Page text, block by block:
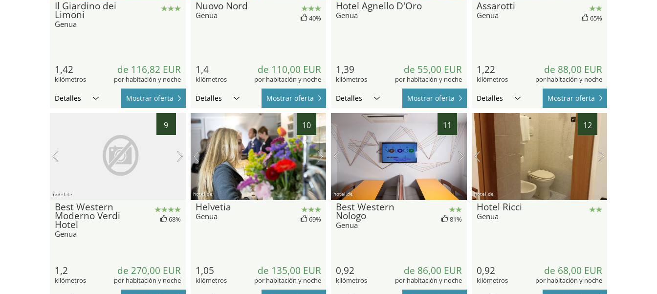
Il Giardino dei
Limoni
Genua
1,42
kilómetros
de 116,82 EUR
por habitación y noche
Detalles Mostrar oferta
Nuovo Nord
Genua 40%
1,4
kilómetros
de 110,00 EUR
por habitación y noche
Detalles Mostrar oferta
Hotel Agnello D'Oro
Genua
1,39
kilómetros
de 55,00 EUR
por habitación y noche
Detalles Mostrar oferta
Assarotti
Genua 65%
1,22
kilómetros
de 88,00 EUR
por habitación y noche
Detalles Mostrar oferta
9
hotel.de
Best Western
Moderno Verdi
Hotel
Genua
68%
1,2
kilómetros
de 270,00 EUR
por habitación y noche
10
hotel.de
Helvetia
Genua 69%
1,05
kilómetros
de 135,00 EUR
por habitación y noche
11
hotel.de
Best Western
Nologo
Genua
81%
0,92
kilómetros
de 86,00 EUR
por habitación y noche
12
hotel.de
Hotel Ricci
Genua
0,92
kilómetros
de 68,00 EUR
por habitación y noche